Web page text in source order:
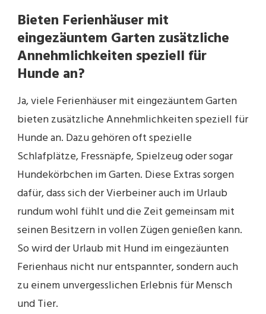
Bieten Ferienhäuser mit
eingezäuntem Garten zusätzliche
Annehmlichkeiten speziell für
Hunde an?
Ja, viele Ferienhäuser mit eingezäuntem Garten
bieten zusätzliche Annehmlichkeiten speziell für
Hunde an. Dazu gehören oft spezielle
Schlafplätze, Fressnäpfe, Spielzeug oder sogar
Hundekörbchen im Garten. Diese Extras sorgen
dafür, dass sich der Vierbeiner auch im Urlaub
rundum wohl fühlt und die Zeit gemeinsam mit
seinen Besitzern in vollen Zügen genießen kann.
So wird der Urlaub mit Hund im eingezäunten
Ferienhaus nicht nur entspannter, sondern auch
zu einem unvergesslichen Erlebnis für Mensch
und Tier.